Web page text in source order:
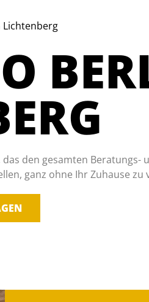
Lichtenberg
den gesamten Beratungs-
ganz ohne Ihr Zuhause zu